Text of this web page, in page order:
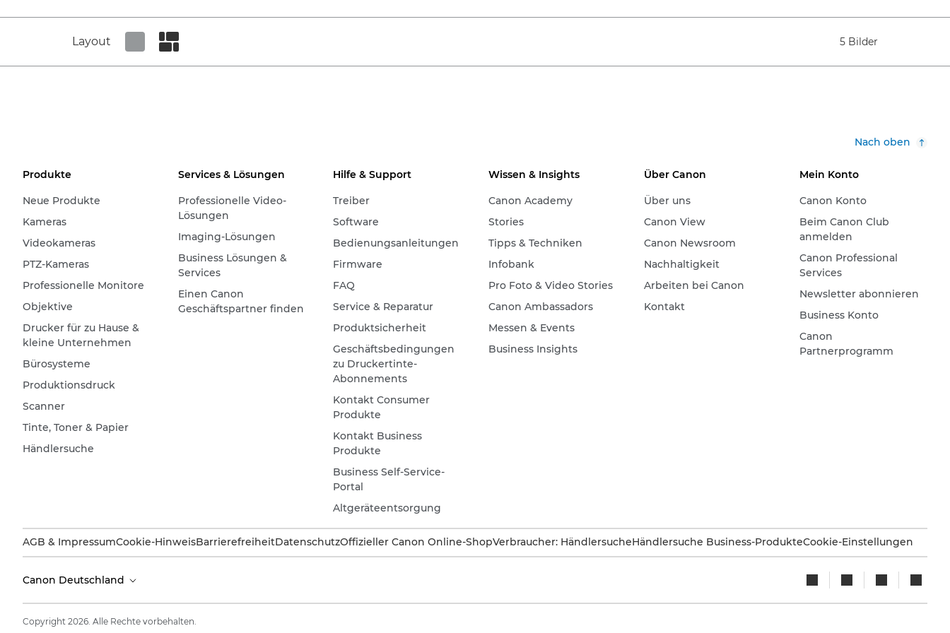
Layout 5 Bilder
Nach oben
Produkte
Neue Produkte
Kameras
Videokameras
PTZ-Kameras
Professionelle Monitore
Objektive
Drucker für zu Hause &
kleine Unternehmen
Bürosysteme
Produktionsdruck
Scanner
Tinte, Toner & Papier
Händlersuche
Services & Lösungen
Professionelle Video-
Lösungen
Imaging-Lösungen
Business Lösungen &
Services
Einen Canon
Geschäftspartner finden
Hilfe & Support
Treiber
Software
Bedienungsanleitungen
Firmware
FAQ
Service & Reparatur
Produktsicherheit
Geschäftsbedingungen
zu Druckertinte-
Abonnements
Kontakt Consumer
Produkte
Kontakt Business
Produkte
Business Self-Service-
Portal
Altgeräteentsorgung
Wissen & Insights
Canon Academy
Stories
Tipps & Techniken
Infobank
Pro Foto & Video Stories
Canon Ambassadors
Messen & Events
Business Insights
Über Canon
Über uns
Canon View
Canon Newsroom
Nachhaltigkeit
Arbeiten bei Canon
Kontakt
Mein Konto
Canon Konto
Beim Canon Club
anmelden
Canon Professional
Services
Newsletter abonnieren
Business Konto
Canon
Partnerprogramm
AGB & ImpressumCookie-HinweisBarrierefreiheitDatenschutzOffizieller Canon Online-ShopVerbraucher: HändlersucheHändlersuche Business-ProdukteCookie-Einstellungen
Canon Deutschland
Copyright 2026. Alle Rechte vorbehalten.